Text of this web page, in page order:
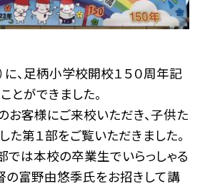
に、足柄小学校開校１５０周年記
とができました。
お客様にご来校いただき、子供た
た第１部をご覧いただきました。
では本校の卒業生でいらっしゃる
の富野由悠季氏をお招きして講